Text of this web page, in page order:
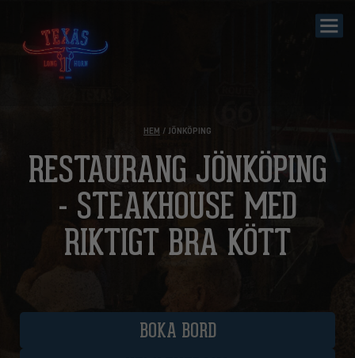
HEM / JÖNKÖPING
RESTAURANG JÖNKÖPING
- STEAKHOUSE MED
RIKTIGT BRA KÖTT
BOKA BORD